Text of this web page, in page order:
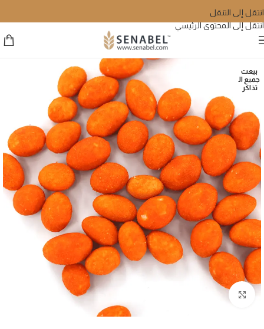
انتقل إلى التنقل
انتقل إلى المحتوى الرئيسي
بيعت
جميع ال
تذاكر
انقر للتكبير